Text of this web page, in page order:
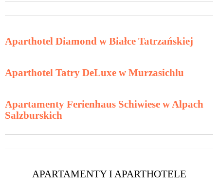
Aparthotel Diamond w Białce Tatrzańskiej
Aparthotel Tatry DeLuxe w Murzasichlu
Apartamenty Ferienhaus Schiwiese w Alpach
Salzburskich
APARTAMENTY I APARTHOTELE